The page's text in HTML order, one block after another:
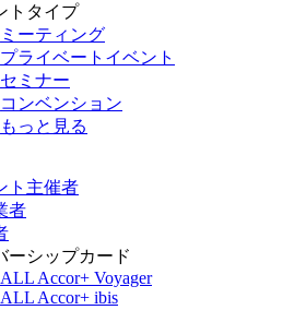
トタイプ
ミーティング
プライベートイベント
セミナー
コンベンション
もっと見る
ト主催者
者
ーシップカード
ALL Accor+ Voyager
ALL Accor+ ibis